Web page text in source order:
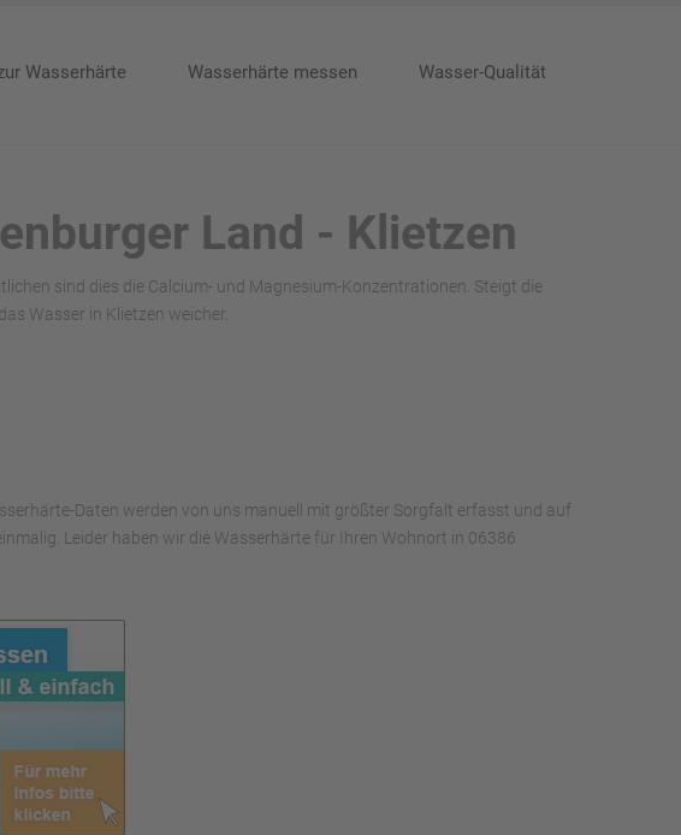
Wasserhärte Wasserhärte messen Wasser-Qualität
Land - Klietzen
sind dies die Calcium- und Magnesium-Konzentrationen. Steigt die
Wasser in Klietzen weicher.
Daten werden von uns manuell mit größter Sorgfalt erfasst und auf
Leider haben wir die Wasserhärte für Ihren Wohnort in 06386